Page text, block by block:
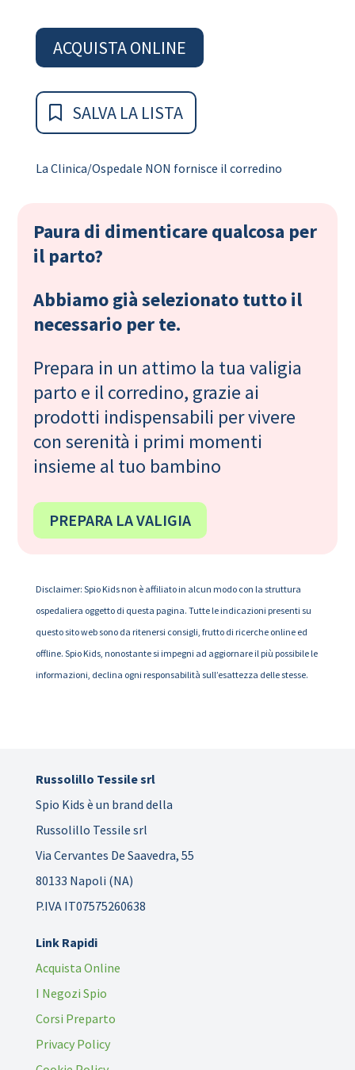
ACQUISTA ONLINE
SALVA LA LISTA
La Clinica/Ospedale NON fornisce il corredino
Paura di dimenticare qualcosa per
il parto?
Abbiamo già selezionato tutto il
necessario per te.
Prepara in un attimo la tua valigia
parto e il corredino, grazie ai
prodotti indispensabili per vivere
con serenità i primi momenti
insieme al tuo bambino
PREPARA LA VALIGIA
Disclaimer: Spio Kids non è affiliato in alcun modo con la struttura
ospedaliera oggetto di questa pagina. Tutte le indicazioni presenti su
questo sito web sono da ritenersi consigli, frutto di ricerche online ed
offline. Spio Kids, nonostante si impegni ad aggiornare il più possibile le
informazioni, declina ogni responsabilità sull’esattezza delle stesse.
Russolillo Tessile srl
Spio Kids è un brand della
Russolillo Tessile srl
Via Cervantes De Saavedra, 55
80133 Napoli (NA)
P.IVA IT07575260638
Link Rapidi
Acquista Online
I Negozi Spio
Corsi Preparto
Privacy Policy